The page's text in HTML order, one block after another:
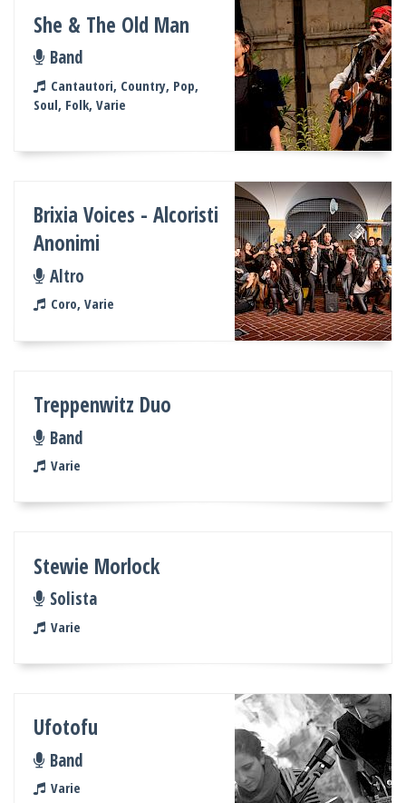
She & The Old Man
Band
Cantautori, Country, Pop,
Soul, Folk, Varie
Brixia Voices - Alcoristi
Anonimi
Altro
Coro, Varie
Treppenwitz Duo
Band
Varie
Stewie Morlock
Solista
Varie
Ufotofu
Band
Varie